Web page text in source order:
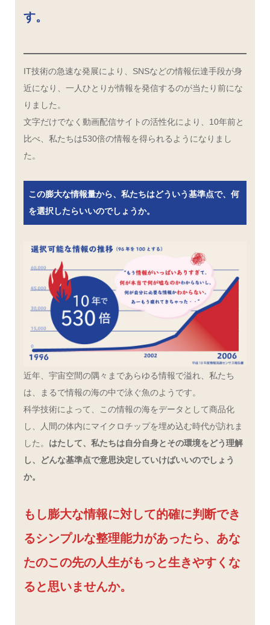
す。
IT技術の急速な発展により、SNSなどの情報伝達手段が身
近になり、一人ひとりが情報を発信するのが当たり前にな
りました。
文字だけでなく動画配信サイトの活性化により、10年前と
比べ、私たちは530倍の情報を得られるようになりまし
た。
この膨大な情報量から、私たちはどういう基準点で、何
を選択したらいいのでしょうか。
近年、宇宙空間の隅々まであらゆる情報で溢れ、私たち
は、まるで情報の海の中で泳ぐ魚のようです。
科学技術によって、この情報の海をデータとして商品化
し、人間の体内にマイクロチップを埋め込む時代が訪れま
した。 はたして、私たちは自分自身とその環境をどう理解
し、どんな基準点で意思決定していけばいいのでしょう
か。
もし膨大な情報に対して的確に判断でき
るシンプルな整理能力があったら、あな
たのこの先の人生がもっと生きやすくな
ると思いませんか。